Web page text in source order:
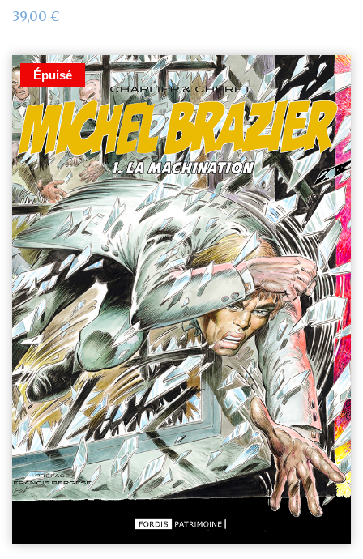
39,00 €
Épuisé